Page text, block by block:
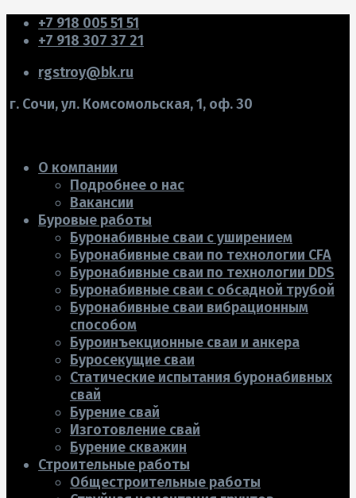
+7 918 005 51 51
+7 918 307 37 21
rgstroy@bk.ru
г. Сочи, ул. Комсомольская, 1, оф. 30
О компании
Подробнее о нас
Вакансии
Буровые работы
Буронабивные сваи с уширением
Буронабивные сваи по технологии CFA
Буронабивные сваи по технологии DDS
Буронабивные сваи с обсадной трубой
Буронабивные сваи вибрационным
способом
Буроинъекционные сваи и анкера
Буросекущие сваи
Статические испытания буронабивных
свай
Бурение свай
Изготовление свай
Бурение скважин
Строительные работы
Общестроительные работы